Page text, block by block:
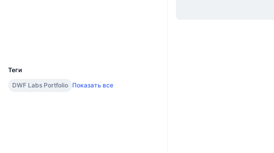
Теги
DWF Labs Portfolio Показать все